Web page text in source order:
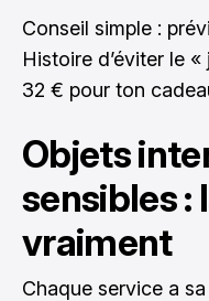
Conseil simple :
Histoire d’éviter le
32 € pour ton
Objets
sensibles :
vraiment
Chaque service a